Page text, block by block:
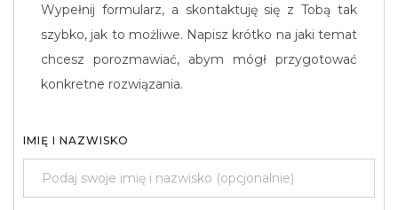
Wypełnij formularz, a skontaktuję się z Tobą tak
szybko, jak to możliwe. Napisz krótko na jaki temat
chcesz porozmawiać, abym mógł przygotować
konkretne rozwiązania.
IMIĘ I NAZWISKO